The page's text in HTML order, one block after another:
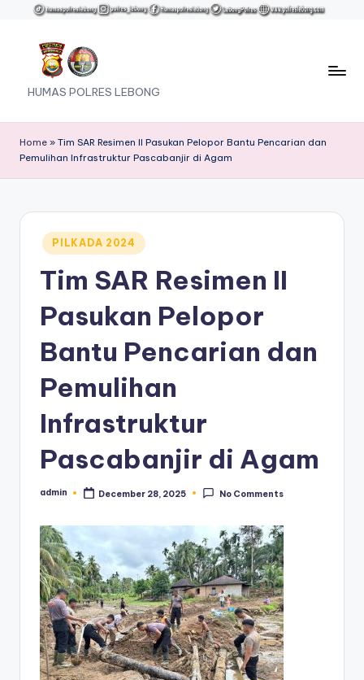
content
HUMAS POLRES LEBONG
Home » Tim SAR Resimen II Pasukan Pelopor Bantu Pencarian dan
Pemulihan Infrastruktur Pascabanjir di Agam
Posted
in
PILKADA 2024
Tim SAR Resimen II
Pasukan Pelopor
Bantu Pencarian dan
Pemulihan
Infrastruktur
Pascabanjir di Agam
Posted
admin December 28, 2025 No Comments